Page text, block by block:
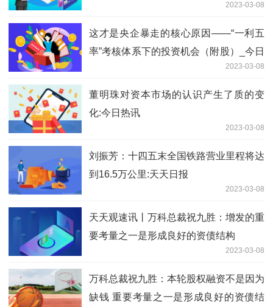
2023-03-08
这才是央企暴走的核心原因——“一利五
率”考核体系下的投资机会（附股）_今日
2023-03-08
董明珠对资本市场的认识产生了质的变
化:今日热讯
2023-03-08
刘振芳：十四五末全国铁路营业里程将达
到16.5万公里:天天日报
2023-03-08
天天观速讯丨万科总裁祝九胜：增发的重
要考量之一是形成良好的资债结构
2023-03-08
万科总裁祝九胜：本轮股权融资不是因为
缺钱 重要考量之一是形成良好的资债结